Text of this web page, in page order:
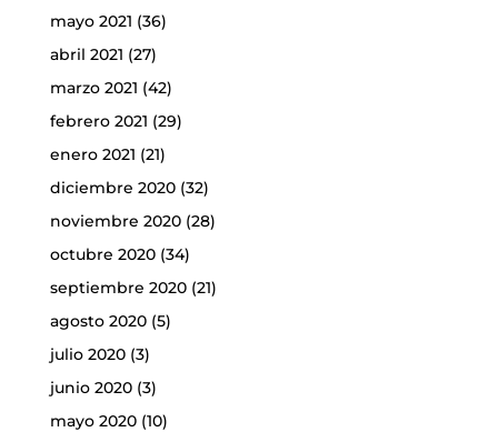
mayo 2021 (36)
abril 2021 (27)
marzo 2021 (42)
febrero 2021 (29)
enero 2021 (21)
diciembre 2020(32)
noviembre 2020(28)
octubre 2020(34)
septiembre 2020(21)
agosto 2020(5)
julio 2020(3)
junio 2020(3)
mayo 2020(10)